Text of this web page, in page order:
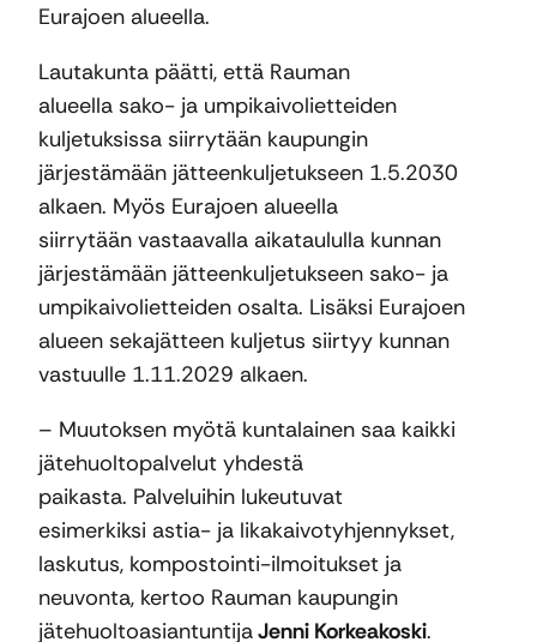
Eurajoen alueella.
Lautakunta päätti, että Rauman
alueella sako- ja umpikaivolietteiden
kuljetuksissa siirrytään kaupungin
järjestämään jätteenkuljetukseen 1.5.2030
alkaen. Myös Eurajoen alueella
siirrytään vastaavalla aikataululla kunnan
järjestämään jätteenkuljetukseen sako- ja
umpikaivolietteiden osalta. Lisäksi Eurajoen
alueen sekajätteen kuljetus siirtyy kunnan
vastuulle 1.11.2029 alkaen.
– Muutoksen myötä kuntalainen saa kaikki
jätehuoltopalvelut yhdestä
paikasta. Palveluihin lukeutuvat
esimerkiksi astia- ja likakaivotyhjennykset,
laskutus, kompostointi-ilmoitukset ja
neuvonta, kertoo Rauman kaupungin
jätehuoltoasiantuntijaJenni Korkeakoski.